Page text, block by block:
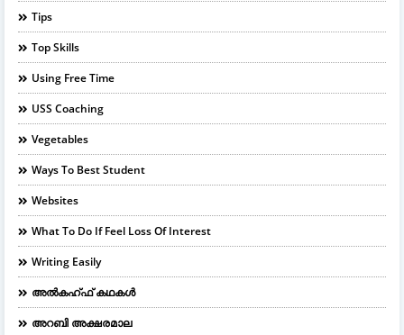
Tips
Top Skills
Using Free Time
USS Coaching
Vegetables
Ways To Best Student
Websites
What To Do If Feel Loss Of Interest
Writing Easily
അൽകഹ്ഫ് കഥകൾ
അറബി അക്ഷരമാല